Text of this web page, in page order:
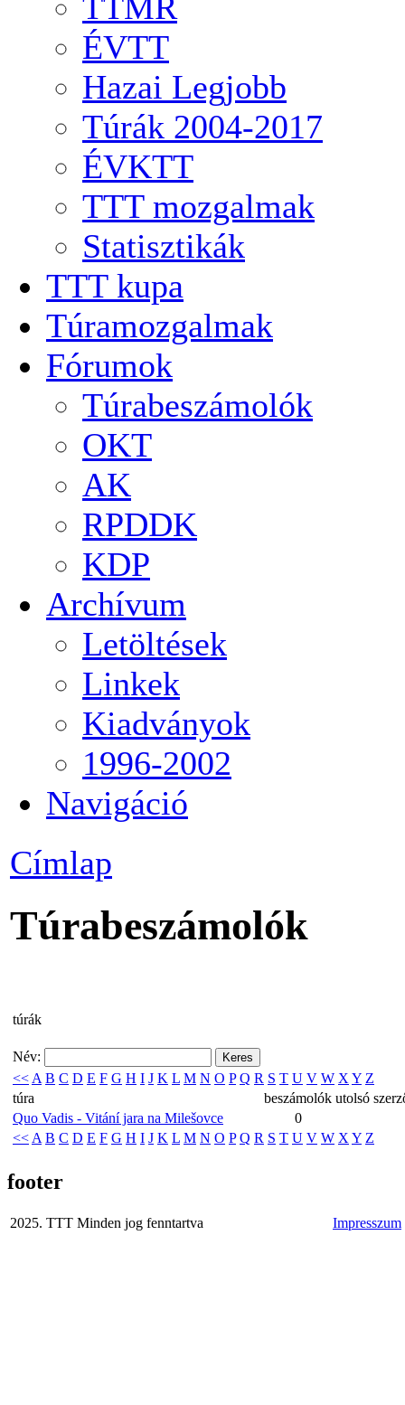
ÉVTT
Hazai Legjobb
Túrák 2004-2017
ÉVKTT
TTT mozgalmak
Statisztikák
TTT kupa
Túramozgalmak
Fórumok
Túrabeszámolók
OKT
AK
RPDDK
KDP
Archívum
Letöltések
Linkek
Kiadványok
1996-2002
Navigáció
Címlap
Túrabeszámolók
túrák
Név:
<< A B C D E F G H I J K L M N O P Q R S T U V W X Y Z
túra
beszámolók utolsó
Quo Vadis - Vitání jara na Milešovce
0
<< A B C D E F G H I J K L M N O P Q R S T U V W X Y Z
footer
2025. TTT Minden jog fenntartva Impresszum